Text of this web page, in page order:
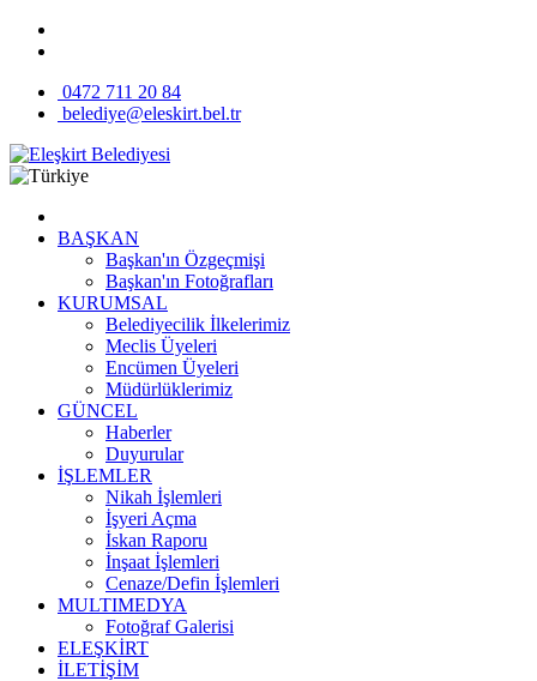
0472 711 20 84
belediye@eleskirt.bel.tr
BAŞKAN
Başkan'ın Özgeçmişi
Başkan'ın Fotoğrafları
KURUMSAL
Belediyecilik İlkelerimiz
Meclis Üyeleri
Encümen Üyeleri
Müdürlüklerimiz
GÜNCEL
Haberler
Duyurular
İŞLEMLER
Nikah İşlemleri
İşyeri Açma
İskan Raporu
İnşaat İşlemleri
Cenaze/Defin İşlemleri
MULTIMEDYA
Fotoğraf Galerisi
ELEŞKİRT
İLETİŞİM